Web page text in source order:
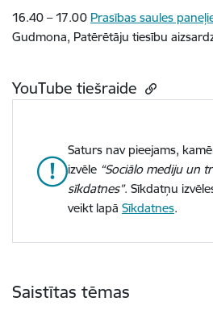
16.40 – 17.00 Prasības saules
Gudmona, Patērētāju tiesību
YouTube tiešraide
Saturs nav pieejams,
izvēle “Sociālo mediju un
sīkdatnes”. Sīkdatņu
veikt lapā Sīkdatnes.
Saistītas tēmas